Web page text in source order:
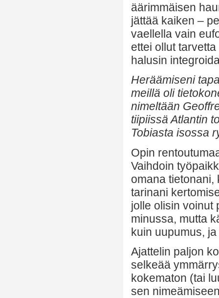
äärimmäisen
jättää kaiken –
vaellella vain
ettei ollut
halusin
Heräämiseni
meillä oli
nimeltään
tiipiissä Atlantin
Tobiasta isossa
Opin
Vaihdoin
omana tietonani,
tarinani
jolle olisin voinut
minussa, mutta
kuin uupumus,
Ajattelin paljon
selkeää
kokematon (tai
sen